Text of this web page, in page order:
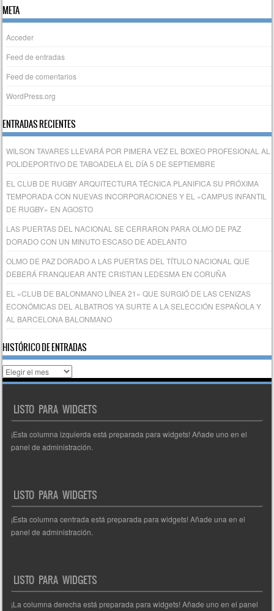
META
Acceder
Feed de entradas
Feed de comentarios
WordPress.org
ENTRADAS RECIENTES
WILSON TAVARES LLEVARÁ POR PIMERA VEZ EL BOXEO PROFESIONAL AL
POLIDEPORTIVO DE TABOADELA EL DÍA 5 DE SEPTIEMBRE
EL CLUB DE RUGBY ARQUITECTURA TÉCNICA PLANIFICA SU PRÓXIMA
TEMPORADA CON NUEVAS INCORPORACIONES Y EL «CAMPUS INFANTIL
DE RUGBY» EN AGOSTO
LAS PUERTAS DEL NACIONAL SE CERRARON PARA OLMO DE PAZ
DORADO CON UN MINUTO ESCASO DE ADELANTO
OLMO DE PAZ DORADO A LAS PUERTAS DEL TÍTULO NACIONAL QUE
DEBERÁ FRANQUEAR ANTE CRISTIAN LEDESMA EN CORUÑA
EL «CLUB DE BALONMANO LÍNEA 21» QUE SURGIÓ DE LAS CENIZAS
ECONÓMICAS DEL ALBATROS YA SURTE A LA SELECCIÓN ESPAÑOLA Y
AL BARCELONA BALONMANO
HISTÓRICO DE ENTRADAS
Histórico
de
LISTO PARA WIDGETS
¡Esta columna izquierda está preparada para widgets! Añade uno en el
panel de administración.
LISTO PARA WIDGETS
¡Esta columna centrada está preparada para widgets! Añade una en el
panel de administración.
LISTO PARA WIDGETS
¡La columna derecha está preparada para widgets! Añade uno en el panel